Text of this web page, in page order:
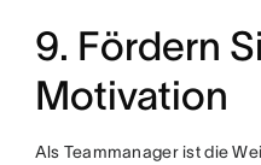
9. Fördern
Motivation
Als Teammanager ist die